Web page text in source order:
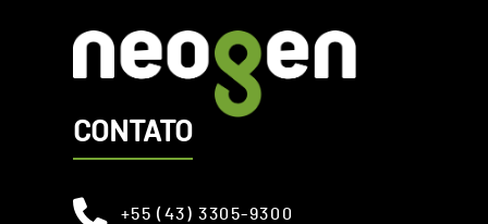
CONTATO
+55 (43) 3305-9300